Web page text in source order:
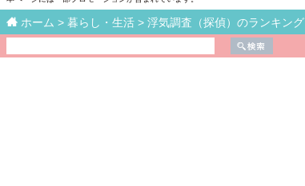
 ホーム > 暮らし・生活 > 浮気調査（探偵）のランキング